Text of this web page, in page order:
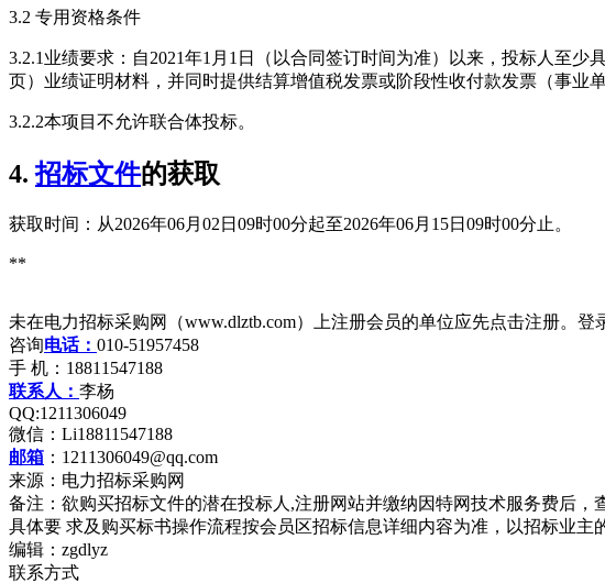
3.2 专用资格条件
3.2.1业绩要求：自2021年1月1日（以合同签订时间为准）以来，投标人至
页）业绩证明材料，并同时提供结算增值税发票或阶段性收付款发票（事业
3.2.2本项目不允许联合体投标。
4.招标文件的获取
获取时间：从2026年06月02日09时00分起至2026年06月15日09时00分止。
**
未在电力招标采购网（www.dlztb.com）上注册会员的单位应先点击注册。
咨询电话： 010-51957458
手 机：18811547188
联系人： 李杨
QQ:1211306049
微信：Li18811547188
邮箱 ：1211306049@qq.com
来源：电力招标采购网
备注：欲购买招标文件的潜在投标人,注册网站并缴纳因特网技术服务费后，
具体要 求及购买标书操作流程按会员区招标信息详细内容为准，以招标业主
编辑：zgdlyz
联系方式